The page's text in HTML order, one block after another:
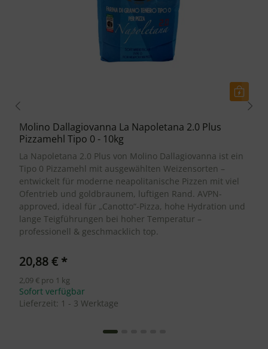
Molino Dallagiovanna La Napoletana 2.0 Plus
Pizzamehl Tipo 0 - 10kg
La Napoletana 2.0 Plus von Molino Dallagiovanna ist ein
Tipo 0 Pizzamehl mit ausgewählten Weizensorten –
entwickelt für moderne neapolitanische Pizzen mit viel
Ofentrieb und goldbraunem, luftigen Rand. AVPN-
approved, ideal für „Canotto“-Pizza, hohe Hydration und
lange Teigführungen bei hoher Temperatur –
professionell & geschmacklich top.
20,88 € *
2,09 € pro 1 kg
Sofort verfügbar
Lieferzeit: 1 - 3 Werktage